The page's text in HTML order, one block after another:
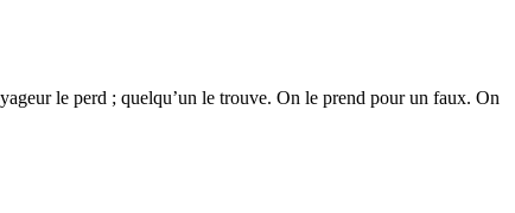
le perd ; quelqu’un le trouve. On le prend pour un faux. On